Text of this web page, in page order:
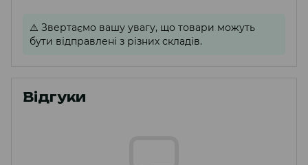
⚠️ Звертаємо вашу увагу, що товари можуть
бути відправлені з різних складів.
Відгуки